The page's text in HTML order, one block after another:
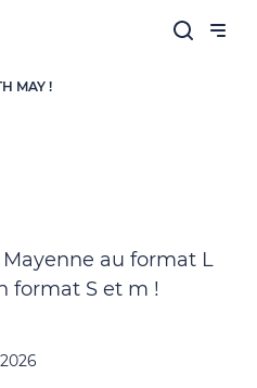
MAY !
au format L
format S et m !